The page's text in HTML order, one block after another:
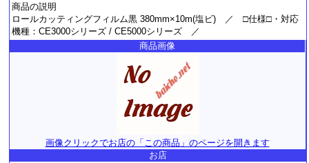
商品の説明
ロールカッティングフィルム黒 380mm×10m(塩ビ) ／ □仕様□・対応
機種：CE3000シリーズ / CE5000シリーズ ／
商品画像
画像クリックでお店の「この商品」のページを開きます
お店